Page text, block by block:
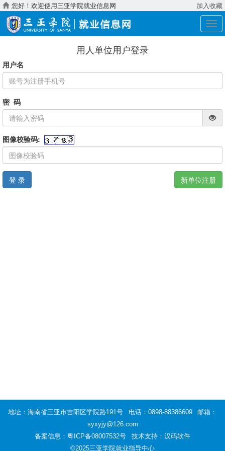
您好！欢迎使用三亚学院就业信息网 加入收藏
展
开
用人单位用户登录
用户名
密 码
图像校验码:
登 录 新单位注册
地址：海南省三亚市吉阳区学院路191号 电话：0898-88386609
邮箱：
syxyjy@126.com
备案信息：粤ICP备08007532号
技术支持：汉码软件
©2025三亚学院就业指导中心